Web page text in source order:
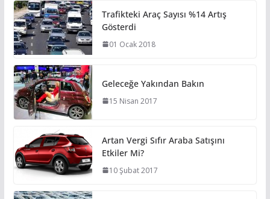
Trafikteki Araç Sayısı %14 Artış
Gösterdi
01 Ocak 2018
Geleceğe Yakından Bakın
15 Nisan 2017
Artan Vergi Sıfır Araba Satışını
Etkiler Mi?
10 Şubat 2017